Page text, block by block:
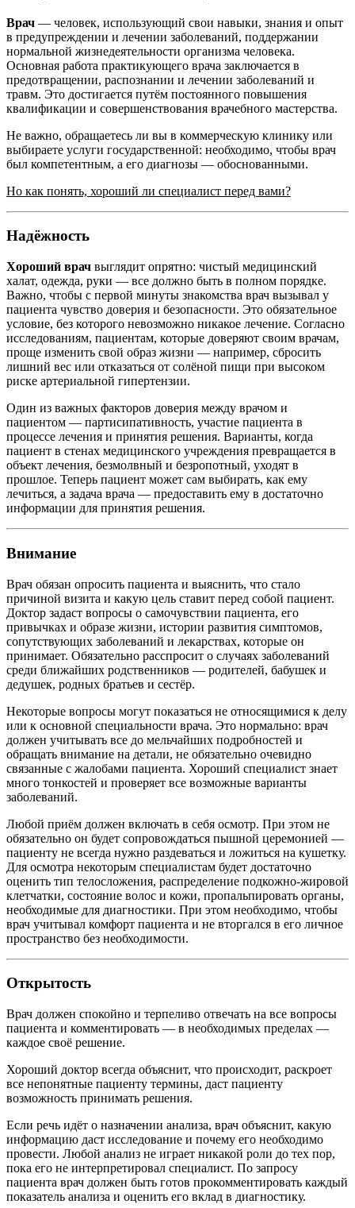
Врач — человек, использующий свои навыки, знания и опыт
в предупреждении и лечении заболеваний, поддержании
нормальной жизнедеятельности организма человека.
Основная работа практикующего врача заключается в
предотвращении, распознании и лечении заболеваний и
травм. Это достигается путём постоянного повышения
квалификации и совершенствования врачебного мастерства.
Не важно, обращаетесь ли вы в коммерческую клинику или
выбираете услуги государственной: необходимо, чтобы врач
был компетентным, а его диагнозы — обоснованными.
Но как понять, хороший ли специалист перед вами?
Надёжность
Хороший врач выглядит опрятно: чистый медицинский
халат, одежда, руки — все должно быть в полном порядке.
Важно, чтобы с первой минуты знакомства врач вызывал у
пациента чувство доверия и безопасности. Это обязательное
условие, без которого невозможно никакое лечение. Согласно
исследованиям, пациентам, которые доверяют своим врачам,
проще изменить свой образ жизни — например, сбросить
лишний вес или отказаться от солёной пищи при высоком
риске артериальной гипертензии.
Один из важных факторов доверия между врачом и
пациентом — партисипативность, участие пациента в
процессе лечения и принятия решения. Варианты, когда
пациент в стенах медицинского учреждения превращается в
объект лечения, безмолвный и безропотный, уходят в
прошлое. Теперь пациент может сам выбирать, как ему
лечиться, а задача врача — предоставить ему в достаточно
информации для принятия решения.
Внимание
Врач обязан опросить пациента и выяснить, что стало
причиной визита и какую цель ставит перед собой пациент.
Доктор задаст вопросы о самочувствии пациента, его
привычках и образе жизни, истории развития симптомов,
сопутствующих заболеваний и лекарствах, которые он
принимает. Обязательно расспросит о случаях заболеваний
среди ближайших родственников — родителей, бабушек и
дедушек, родных братьев и сестёр.
Некоторые вопросы могут показаться не относящимися к делу
или к основной специальности врача. Это нормально: врач
должен учитывать все до мельчайших подробностей и
обращать внимание на детали, не обязательно очевидно
связанные с жалобами пациента. Хороший специалист знает
много тонкостей и проверяет все возможные варианты
заболеваний.
Любой приём должен включать в себя осмотр. При этом не
обязательно он будет сопровождаться пышной церемонией —
пациенту не всегда нужно раздеваться и ложиться на кушетку.
Для осмотра некоторым специалистам будет достаточно
оценить тип телосложения, распределение подкожно-жировой
клетчатки, состояние волос и кожи, пропальпировать органы,
необходимые для диагностики. При этом необходимо, чтобы
врач учитывал комфорт пациента и не вторгался в его личное
пространство без необходимости.
Открытость
Врач должен спокойно и терпеливо отвечать на все вопросы
пациента и комментировать — в необходимых пределах —
каждое своё решение.
Хороший доктор всегда объяснит, что происходит, раскроет
все непонятные пациенту термины, даст пациенту
возможность принимать решения.
Если речь идёт о назначении анализа, врач объяснит, какую
информацию даст исследование и почему его необходимо
провести. Любой анализ не играет никакой роли до тех пор,
пока его не интерпретировал специалист. По запросу
пациента врач должен быть готов прокомментировать каждый
показатель анализа и оценить его вклад в диагностику.